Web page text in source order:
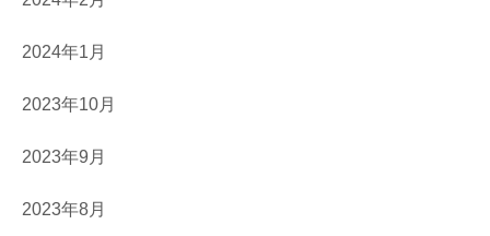
2024年1月
2023年10月
2023年9月
2023年8月